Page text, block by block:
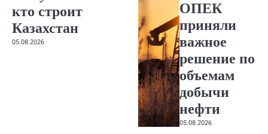
кто строит
Казахстан
05.08.2026
ОПЕК
приняли
важное
решение по
объемам
добычи
нефти
05.08.2026